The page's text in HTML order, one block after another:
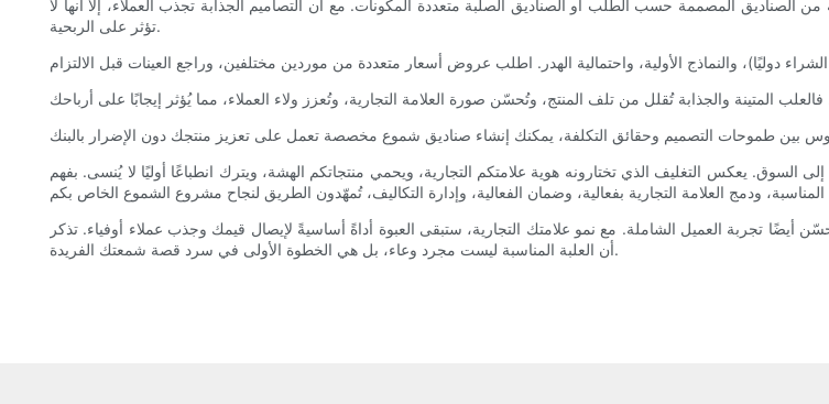
الصناديق المصممة حسب الطلب أو الصناديق الصلبة متعددة المكونات. مع أن التصاميم الجذابة تجذب العملاء، إلا أنها لا
تؤثر على الربحية.
يعكس التغليف الذي تختارونه هوية علامتكم التجارية، ويحمي منتجاتكم الهشة، ويترك انطباعًا أوليًا لا يُنسى. بفهم
تجربة العميل الشاملة. مع نمو علامتك التجارية، ستبقى العبوة أداةً أساسيةً لإيصال قيمك وجذب عملاء أوفياء. تذكر
أن العلبة المناسبة ليست مجرد وعاء، بل هي الخطوة الأولى في سرد ​​قصة شمعتك الفريدة.